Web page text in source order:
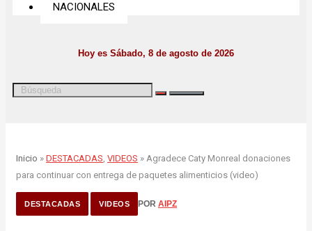
NACIONALES
Hoy es Sábado, 8 de agosto de 2026
Inicio » DESTACADAS, VIDEOS » Agradece Caty Monreal donaciones
para continuar con entrega de paquetes alimenticios (video)
DESTACADAS VIDEOS POR AIPZ